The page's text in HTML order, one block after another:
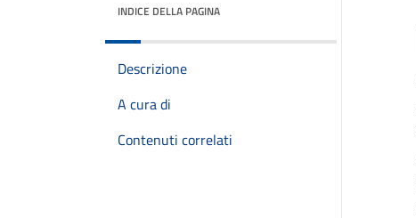
INDICE DELLA PAGINA
Descrizione
A cura di
Contenuti correlati